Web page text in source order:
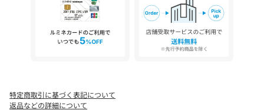
特定商取引に基づく表記について
返品などの詳細について